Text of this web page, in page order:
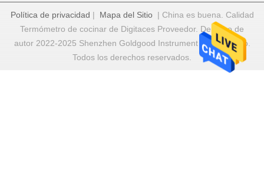
Política de privacidad | Mapa del Sitio| China es buena. Calidad
Termómetro de cocinar de Digitaces Proveedor. Derecho de
autor 2022-2025 Shenzhen Goldgood Instrument Limited Todo.
Todos los derechos reservados.